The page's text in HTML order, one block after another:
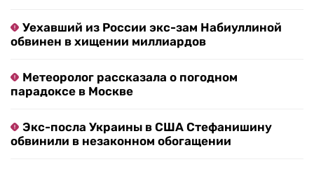
Уехавший из России экс-зам Набиуллиной
обвинен в хищении миллиардов
Метеоролог рассказала о погодном
парадоксе в Москве
Экс-посла Украины в США Стефанишину
обвинили в незаконном обогащении